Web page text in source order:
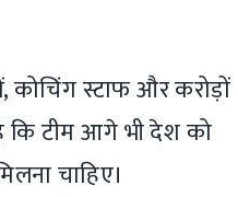
कोचिंग स्टाफ और करोड़ों
कि टीम आगे भी देश को
चाहिए।